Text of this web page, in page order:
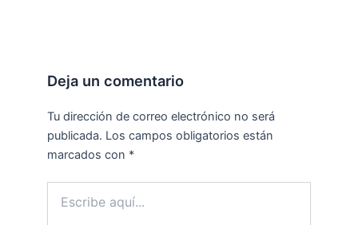
Deja un comentario
Tu dirección de correo electrónico no será
publicada. Los campos obligatorios están
marcados con *
aquí...